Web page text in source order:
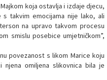
koja ostavlja i izdaje djecu,
s takvim emocijama nije lako, ali
na upravo takvom procesu
smislu posebice umjetničkom”,
povezanost s likom Marice koju
njena omiljena slikovnica bila je